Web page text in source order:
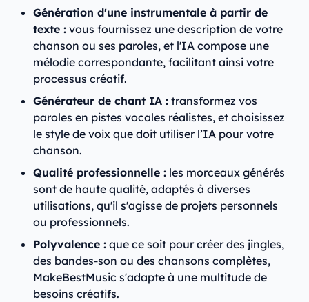
Génération d'une instrumentale à partir de
texte : vous fournissez une description de votre
chanson ou ses paroles, et l'IA compose une
mélodie correspondante, facilitant ainsi votre
processus créatif.
Générateur de chant IA : transformez vos
paroles en pistes vocales réalistes, et choisissez
le style de voix que doit utiliser l’IA pour votre
chanson.
Qualité professionnelle : les morceaux générés
sont de haute qualité, adaptés à diverses
utilisations, qu'il s'agisse de projets personnels
ou professionnels.​
Polyvalence : que ce soit pour créer des jingles,
des bandes-son ou des chansons complètes,
MakeBestMusic s'adapte à une multitude de
besoins créatifs.​